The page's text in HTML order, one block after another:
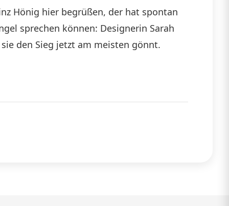
die
Lautstärke
zu
Hönig hier begrüßen, der hat spontan
sprechen können: Designerin Sarah
den Sieg jetzt am meisten gönnt.